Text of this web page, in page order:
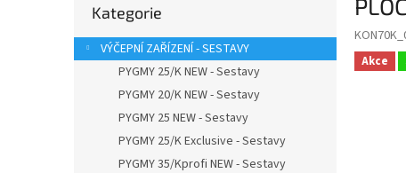
r
a
kategorie
Kategorie
VÝČEPNÍ ZAŘÍZENÍ - SESTAVY
PYGMY 25/K NEW - Sestavy
PYGMY 20/K NEW - Sestavy
PYGMY 25 NEW - Sestavy
PYGMY 25/K Exclusive - Sestavy
PYGMY 35/Kprofi NEW - Sestavy
Akce